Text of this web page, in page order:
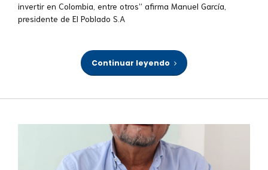
invertir en Colombia, entre otros’’ afirma Manuel García,
presidente de El Poblado S.A
Continuar leyendo